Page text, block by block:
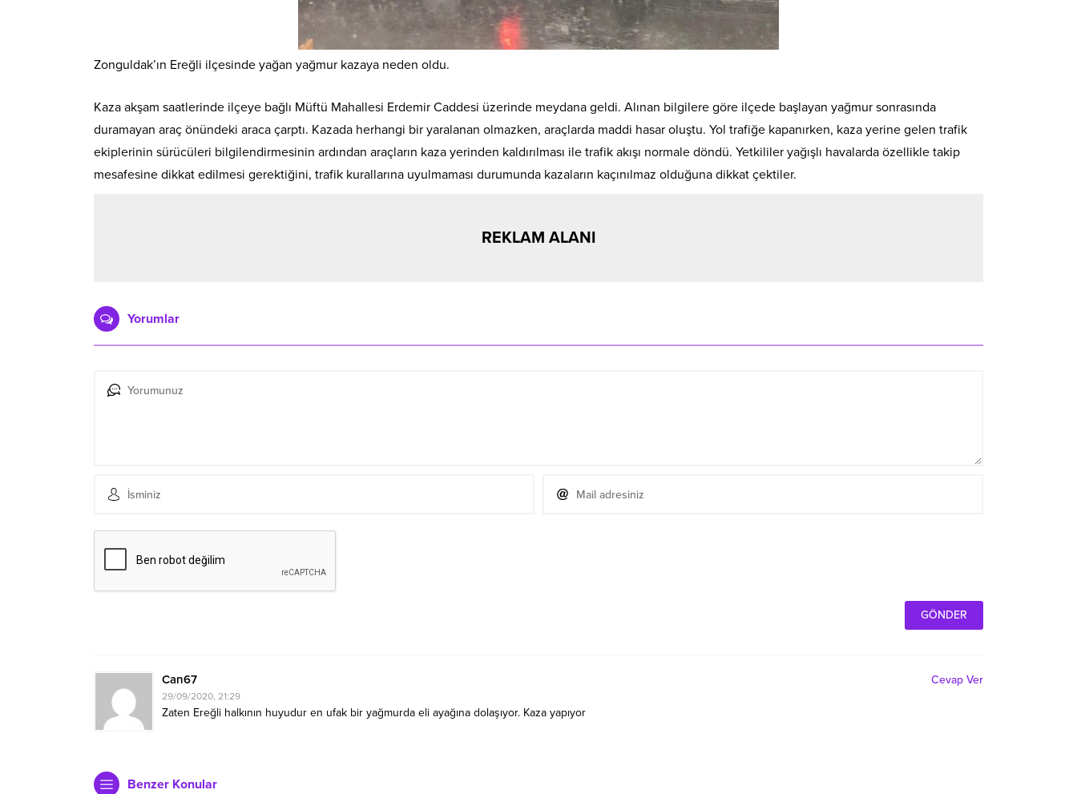
Zonguldak’ın Ereğli ilçesinde yağan yağmur kazaya neden oldu.
Kaza akşam saatlerinde ilçeye bağlı Müftü Mahallesi Erdemir Caddesi üzerinde meydana geldi. Alınan bilgilere göre ilçede başlayan yağmur sonrasında
duramayan araç önündeki araca çarptı. Kazada herhangi bir yaralanan olmazken, araçlarda maddi hasar oluştu. Yol trafiğe kapanırken, kaza yerine gelen trafik
ekiplerinin sürücüleri bilgilendirmesinin ardından araçların kaza yerinden kaldırılması ile trafik akışı normale döndü. Yetkililer yağışlı havalarda özellikle takip
mesafesine dikkat edilmesi gerektiğini, trafik kurallarına uyulmaması durumunda kazaların kaçınılmaz olduğuna dikkat çektiler.
REKLAM ALANI
Yorumlar
Can67
29/09/2020, 21:29
Zaten Ereğli halkının huyudur en ufak bir yağmurda eli ayağına dolaşıyor. Kaza yapıyor
Cevap Ver
Benzer Konular